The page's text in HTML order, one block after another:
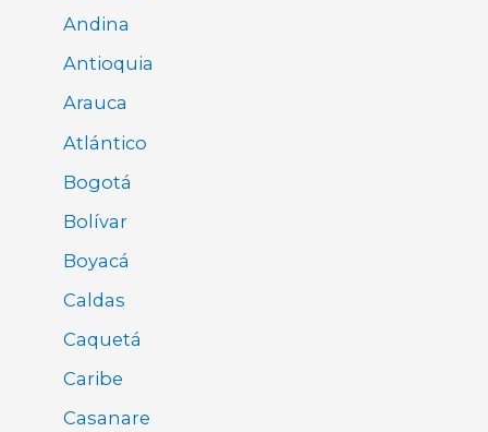
Andina
Antioquia
Arauca
Atlántico
Bogotá
Bolívar
Boyacá
Caldas
Caquetá
Caribe
Casanare